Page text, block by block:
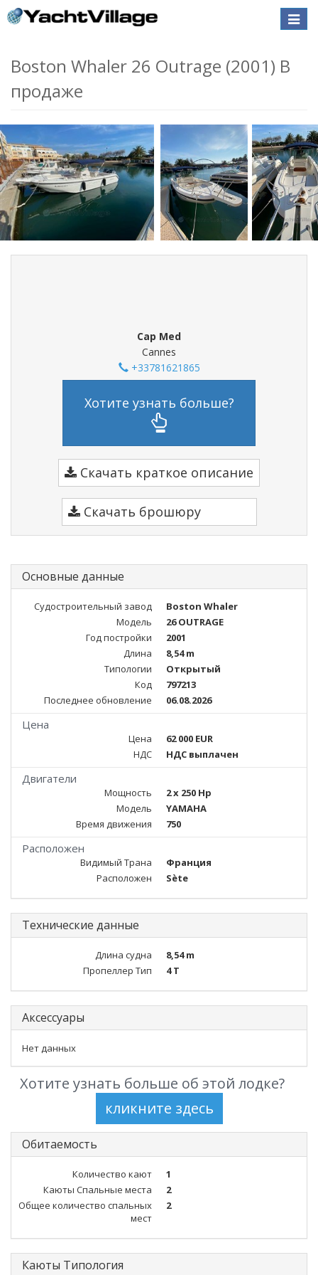
Toggle
Boston Whaler 26 Outrage (2001) В
продаже
Cap Med
Cannes
+33781621865
Хотите узнать больше?
Скачать краткое описание
Скачать брошюру
Основные данные
Судостроительный завод
Boston Whaler
Модель
26 OUTRAGE
Год постройки
2001
Длина
8,54 m
Типологии
Открытый
Код
797213
Последнее обновление
06.08.2026
Цена
Цена
62 000 EUR
НДС
НДС выплачен
Двигатели
Мощность
2 x 250 Hp
Модель
YAMAHA
Время движения
750
Расположен
Видимый Трана
Франция
Расположен
Sète
Технические данные
Длина судна
8,54 m
Пропеллер Тип
4 T
Аксессуары
Нет данных
Хотите узнать больше об этой лодке?
Обитаемость
Количество кают
1
Каюты Спальные места
2
Общее количество спальных
мест
2
Каюты Типология